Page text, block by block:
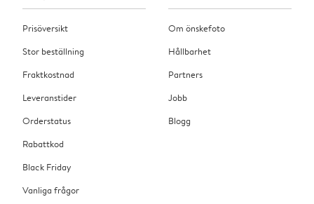
Prisöversikt
Stor beställning
Fraktkostnad
Leveranstider
Orderstatus
Rabattkod
Black Friday
Vanliga frågor
Om önskefoto
Hållbarhet
Partners
Jobb
Blogg